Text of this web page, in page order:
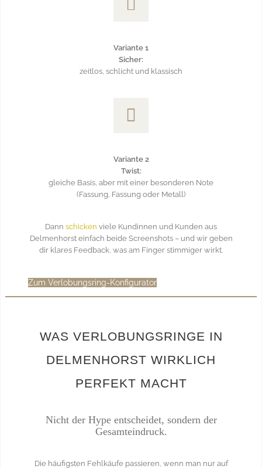
Variante 1
Sicher:
zeitlos, schlicht und klassisch
Variante 2
Twist:
gleiche Basis, aber mit einer besonderen Note
(Fassung, Fassung oder Metall)
Dann schicken viele Kundinnen und Kunden aus
Delmenhorst einfach beide Screenshots – und wir geben
dir klares Feedback, was am Finger stimmiger wirkt.
Zum Verlobungsring-Konfigurator
WAS VERLOBUNGSRINGE IN
DELMENHORST WIRKLICH
PERFEKT MACHT
Nicht der Hype entscheidet, sondern der
Gesamteindruck.
Die häufigsten Fehlkäufe passieren, wenn man nur auf